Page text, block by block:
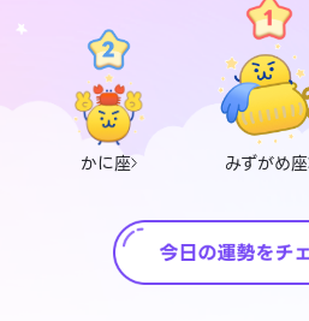
かに座 みずがめ座